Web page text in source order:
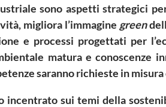
sono aspetti strategici
migliora l’immagine green
e processi progettati per
matura e conoscenze
saranno richieste in
incentrato sui temi della